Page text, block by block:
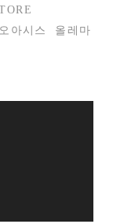
오아시스
올레마